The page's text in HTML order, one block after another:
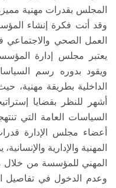
المجلس بقدرات مهنية
وقد أتت فكرة إنشاء
العمل الصحي
يعتبر مجلس إدارة
ويقود بدوره رسم
الداخلية بطريقة مهنية،
أشهر للنظر بقضايا
السياسات العامة التي
أعضاء مجلس الإدارة
المهنية والإدارية
المهني للمؤسسة من خلال
وعدم الدخول في تفاصيل